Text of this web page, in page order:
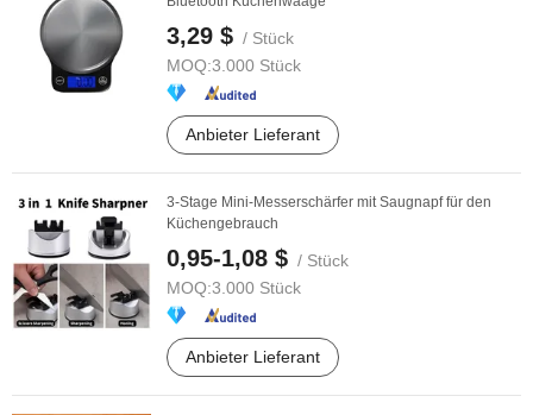
3,29 $ / Stück
MOQ:3.000 Stück
Anbieter Lieferant
3-Stage Mini-Messerschärfer mit Saugnapf für den
Küchengebrauch
0,95-1,08 $ / Stück
MOQ:3.000 Stück
Anbieter Lieferant